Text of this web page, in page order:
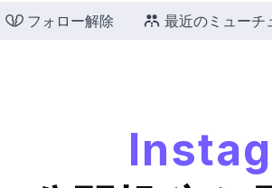
フォロー解除 最近のミューチ